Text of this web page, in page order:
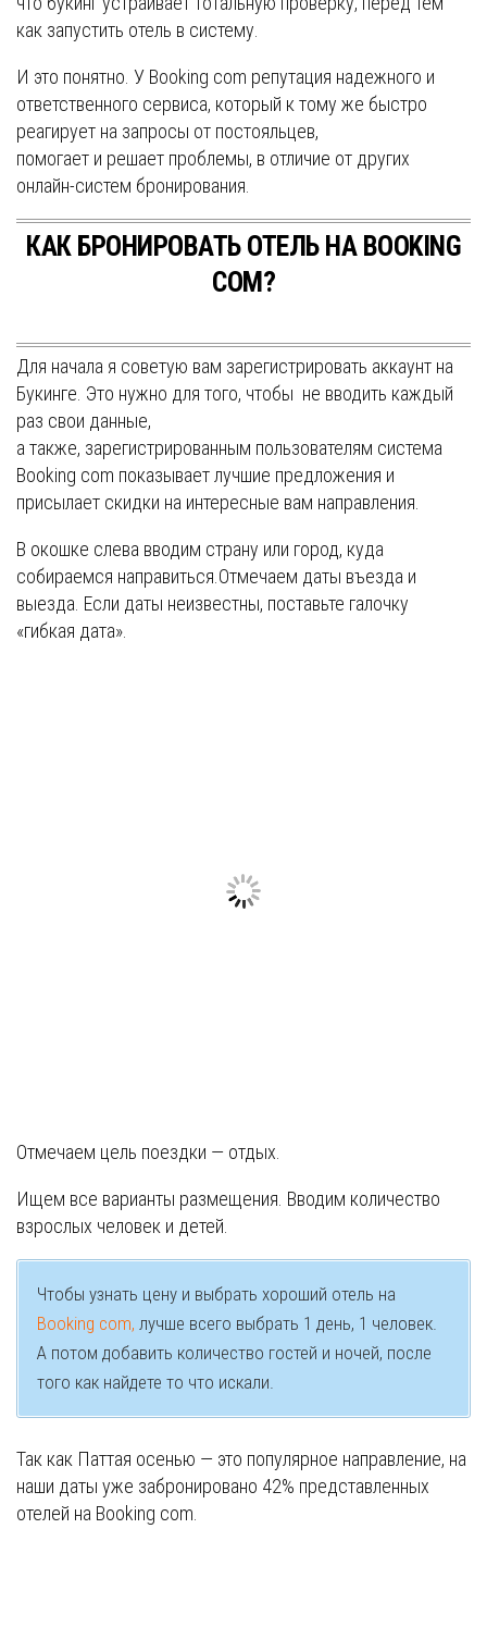
как запустить отель в систему.
И это понятно. У Booking com репутация надежного и
ответственного сервиса, который к тому же быстро
реагирует на запросы от постояльцев,
помогает и решает проблемы, в отличие от других
онлайн-систем бронирования.
КАК БРОНИРОВАТЬ ОТЕЛЬ НА BOOKING
COM?
Для начала я советую вам зарегистрировать аккаунт на
Букинге. Это нужно для того, чтобы не вводить каждый
раз свои данные,
а также, зарегистрированным пользователям система
Booking com показывает лучшие предложения и
присылает скидки на интересные вам направления.
В окошке слева вводим страну или город, куда
собираемся направиться.Отмечаем даты въезда и
выезда. Если даты неизвестны, поставьте галочку
«гибкая дата».
Отмечаем цель поездки — отдых.
Ищем все варианты размещения. Вводим количество
взрослых человек и детей.
Чтобы узнать цену и выбрать хороший отель на
Booking com, лучше всего выбрать 1 день, 1 человек.
А потом добавить количество гостей и ночей, после
того как найдете то что искали.
Так как Паттая осенью — это популярное направление, на
наши даты уже забронировано 42% представленных
отелей на Booking com.